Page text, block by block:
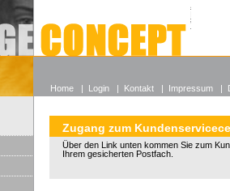
Alle
Wieso
Zugang zum
Über den Link unten kommen Sie zum
Ihrem gesicherten Postfach.
Home | Login | Kontakt | Impressum |